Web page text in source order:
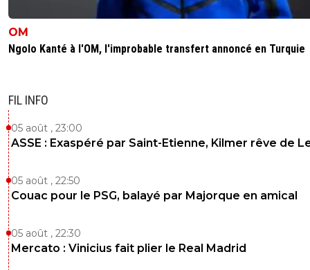
OM
Ngolo Kanté à l'OM, l'improbable transfert annoncé en Turquie
FIL INFO
05 août , 23:00
ASSE : Exaspéré par Saint-Etienne, Kilmer rêve de
05 août , 22:50
Couac pour le PSG, balayé par Majorque en amical
05 août , 22:30
Mercato : Vinicius fait plier le Real Madrid